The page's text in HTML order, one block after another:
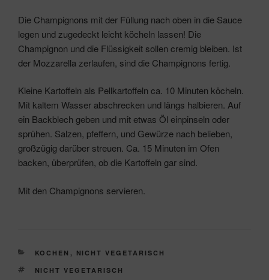
Die Champignons mit der Füllung nach oben in die Sauce
legen und zugedeckt leicht köcheln lassen! Die
Champignon und die Flüssigkeit sollen cremig bleiben. Ist
der Mozzarella zerlaufen, sind die Champignons fertig.
Kleine Kartoffeln als Pellkartoffeln ca. 10 Minuten köcheln.
Mit kaltem Wasser abschrecken und längs halbieren. Auf
ein Backblech geben und mit etwas Öl einpinseln oder
sprühen. Salzen, pfeffern, und Gewürze nach belieben,
großzügig darüber streuen. Ca. 15 Minuten im Ofen
backen, überprüfen, ob die Kartoffeln gar sind.
Mit den Champignons servieren.
KATEGORIEN
KOCHEN , NICHT VEGETARISCH
SCHLAGWÖRTER
NICHT VEGETARISCH